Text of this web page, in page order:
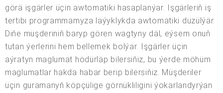
görä işgärler üçin awtomatiki hasaplanýar. Işgärleriň iş
tertibi programmamyza laýyklykda awtomatiki düzülýär.
Diňe müşderiniň baryp gören wagtyny däl, eýsem onuň
tutan ýerlerini hem bellemek bolýar. Işgärler üçin
aýratyn maglumat hödürläp bilersiňiz, bu ýerde möhüm
maglumatlar hakda habar berip bilersiňiz. Müşderiler
üçin guramanyň köpçülige görnükliligini ýokarlandyrýan